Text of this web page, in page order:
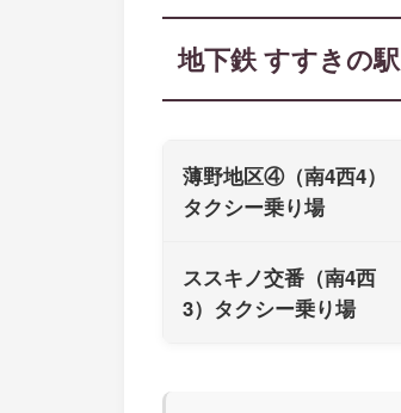
地下鉄 すすきの駅
薄野地区④（南4西4）
タクシー乗り場
ススキノ交番（南4西
3）タクシー乗り場